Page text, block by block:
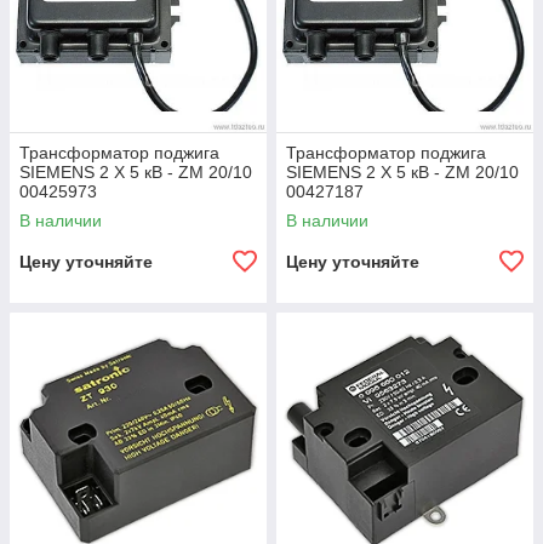
Трансформатор поджига
SIEMENS 2 X 5 кВ - ZM 20/10
00425973
В наличии
Цену уточняйте
Трансформатор поджига
SIEMENS 2 X 5 кВ - ZM 20/10
00427187
В наличии
Цену уточняйте